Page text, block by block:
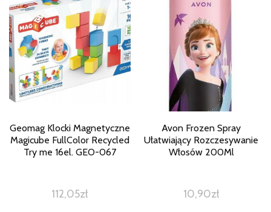
Geomag Klocki Magnetyczne
Magicube FullColor Recycled
Try me 16el. GEO-067
112,05zł
Avon Frozen Spray
Ułatwiający Rozczesywanie
Włosów 200Ml
10,90zł